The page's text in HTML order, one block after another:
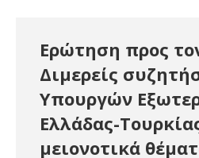
Ερώτηση προς
Διμερείς
Υπουργών
Ελλάδας-
μειονοτικά